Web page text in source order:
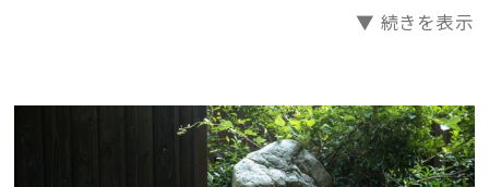
肌触りが柔らかく湯冷めしにくい上質な温泉に癒されて
▼ 続きを表示